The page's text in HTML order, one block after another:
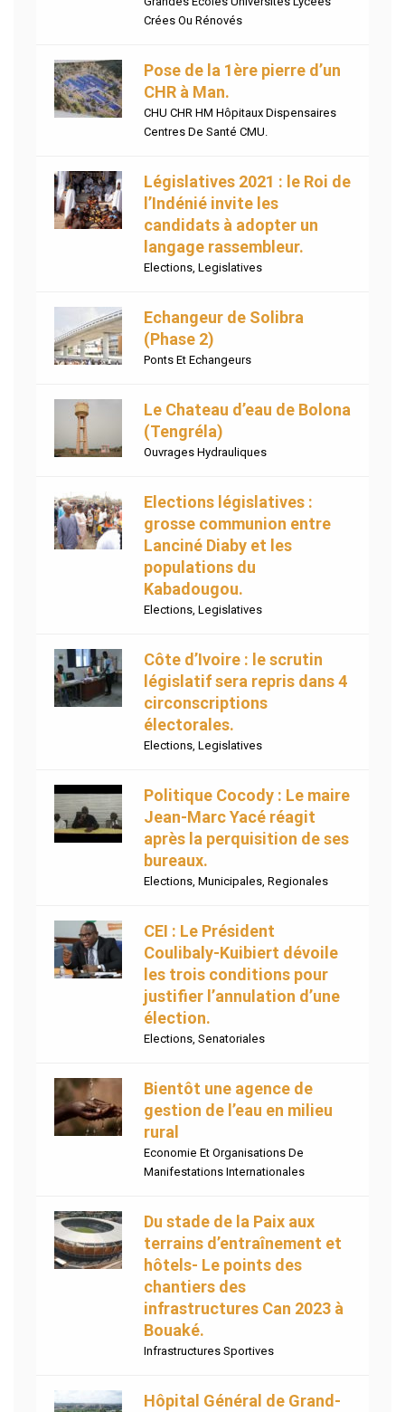
Crées Ou Rénovés
Pose de la 1ère pierre d’un
CHR à Man.
CHU CHR HM Hôpitaux Dispensaires
Centres De Santé CMU.
Législatives 2021 : le Roi de
l’Indénié invite les
candidats à adopter un
langage rassembleur.
Elections, Legislatives
Echangeur de Solibra
(Phase 2)
Ponts Et Echangeurs
Le Chateau d’eau de Bolona
(Tengréla)
Ouvrages Hydrauliques
Elections législatives :
grosse communion entre
Lanciné Diaby et les
populations du
Kabadougou.
Elections, Legislatives
Côte d’Ivoire : le scrutin
législatif sera repris dans 4
circonscriptions
électorales.
Elections, Legislatives
Politique Cocody : Le maire
Jean-Marc Yacé réagit
après la perquisition de ses
bureaux.
Elections, Municipales, Regionales
CEI : Le Président
Coulibaly-Kuibiert dévoile
les trois conditions pour
justifier l’annulation d’une
élection.
Elections, Senatoriales
Bientôt une agence de
gestion de l’eau en milieu
rural
Economie Et Organisations De
Manifestations Internationales
Du stade de la Paix aux
terrains d’entraînement et
hôtels- Le points des
chantiers des
infrastructures Can 2023 à
Bouaké.
Infrastructures Sportives
Hôpital Général de Grand-